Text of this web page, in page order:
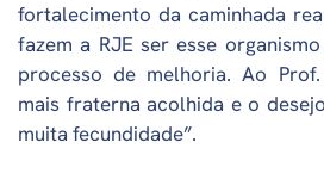
fortalecimento da caminhada
fazem a RJE ser esse
processo de melhoria. Ao
mais fraterna acolhida e o
muita fecundidade”.